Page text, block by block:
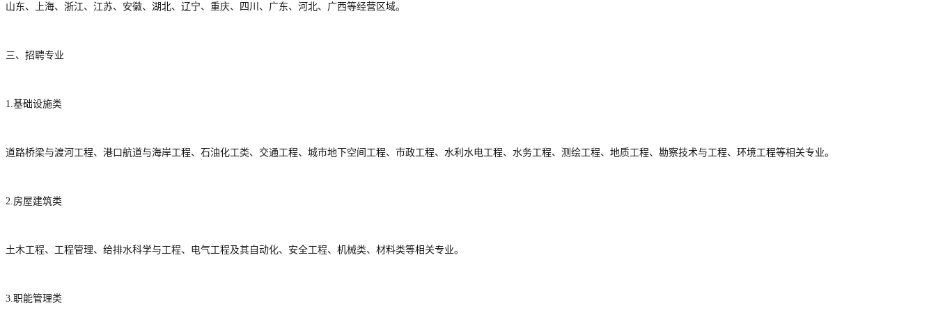
山东、上海、浙江、江苏、安徽、湖北、辽宁、重庆、四川、广东、河北、广西等经营区域。
三、招聘专业
1.基础设施类
道路桥梁与渡河工程、港口航道与海岸工程、石油化工类、交通工程、城市地下空间工程、市政工程、水利水电工程、水务工程、测绘工程、地质工程、勘察技术与工程、环境工程等相关专业。
2.房屋建筑类
土木工程、工程管理、给排水科学与工程、电气工程及其自动化、安全工程、机械类、材料类等相关专业。
3.职能管理类